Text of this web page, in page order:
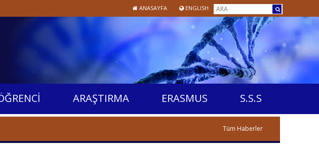
ANASAYFA ENGLISH
ARAŞTIRMA ERASMUS S.S.S
Tüm Haberler